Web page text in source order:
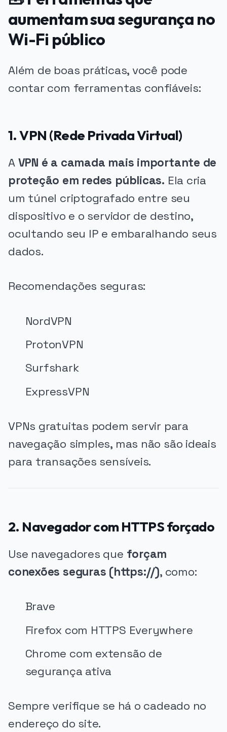
aumentam sua segurança no
Wi-Fi público
Além de boas práticas, você pode
contar com ferramentas confiáveis:
1. VPN (Rede Privada Virtual)
A VPN é a camada mais importante de
proteção em redes públicas. Ela cria
um túnel criptografado entre seu
dispositivo e o servidor de destino,
ocultando seu IP e embaralhando seus
dados.
Recomendações seguras:
NordVPN
ProtonVPN
Surfshark
ExpressVPN
VPNs gratuitas podem servir para
navegação simples, mas não são ideais
para transações sensíveis.
2. Navegador com HTTPS forçado
Use navegadores que forçam
conexões seguras (https://), como:
Brave
Firefox com HTTPS Everywhere
Chrome com extensão de
segurança ativa
Sempre verifique se há o cadeado no
endereço do site.